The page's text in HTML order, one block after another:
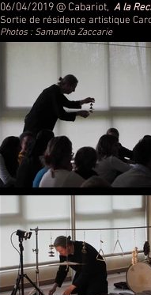
06/04/2019 @ Cabariot, A la
Sortie de résidence artistique
Photos : Samantha Zaccarie